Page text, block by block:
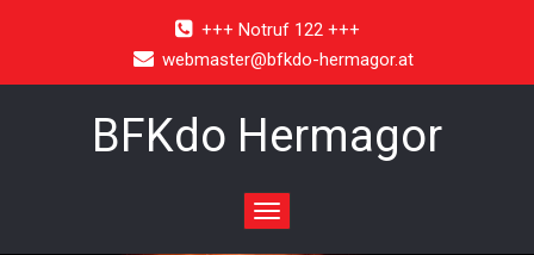
+++ Notruf 122 +++
webmaster@bfkdo-hermagor.at
BFKdo Hermagor
Toggle
navigation